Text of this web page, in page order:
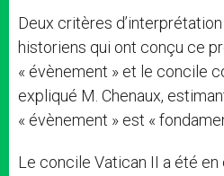
Deux critères
historiens qui ont conçu ce
« évènement » et le concile
expliqué M. Chenaux,
« évènement » est «
Le concile Vatican II a été